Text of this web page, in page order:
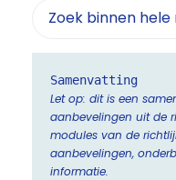
Samenvatting
Let op: dit is een
aanbevelingen uit de
modules van de
aanbevelingen,
informatie.